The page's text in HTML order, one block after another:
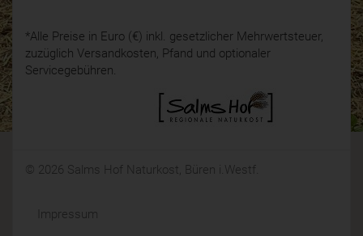
*Alle Preise in Euro (€) inkl. gesetzlicher Mehrwertsteuer,
zuzüglich Versandkosten, Pfand und optionaler
Servicegebühren.
© 2026 Salms Hof Naturkost, Büren i.Westf.
Impressum